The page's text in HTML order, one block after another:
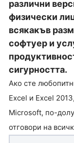
различни
физически
всякакъв
софтуер и
сигурността.
Ако сте
Excel и Excel
Microsoft, по-
отговори на